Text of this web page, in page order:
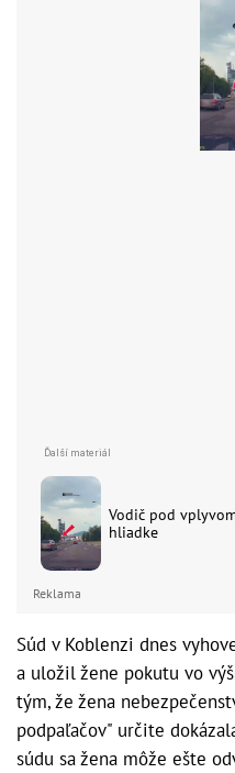
Vodič pod
hliadke
Reklama
Súd v Koblenzi dnes
a uložil žene pokutu vo
tým, že žena
podpaľačov" určite
súdu sa žena môže ešte